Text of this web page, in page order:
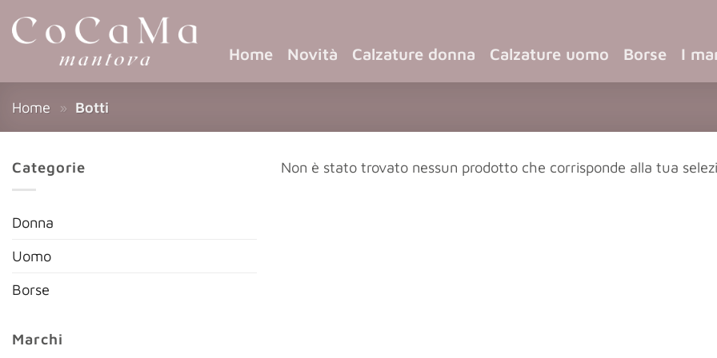
Home Novità Calzature donna Calzature uomo Borse I
Home » Botti
Categorie
Donna
Uomo
Borse
Marchi
Non è stato trovato nessun prodotto che corrisponde alla tua